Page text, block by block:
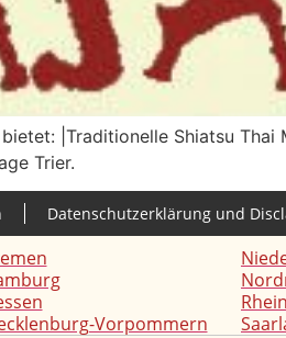
|Traditionelle Shiatsu
Trier.
Datenschutzerklärung und
Vorpommern